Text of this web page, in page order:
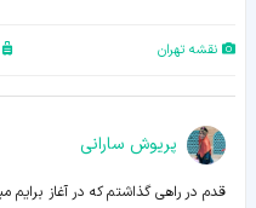
نقشه تهران
پریوش سارانی
قدم در راهی گذاشتم که در آغاز برایم